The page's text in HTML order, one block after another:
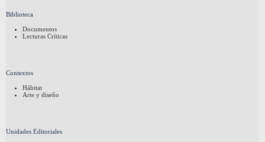
Biblioteca
Documentos
Lecturas Críticas
Contextos
Hábitat
Arte y diseño
Unidades Editoriales